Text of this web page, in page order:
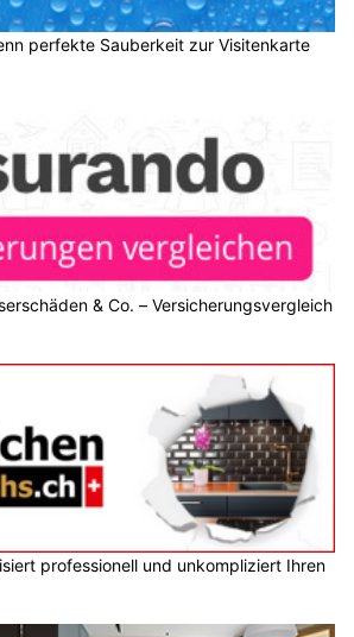
perfekte Sauberkeit zur Visitenkarte
& Co. – Versicherungsvergleich
professionell und unkompliziert Ihren